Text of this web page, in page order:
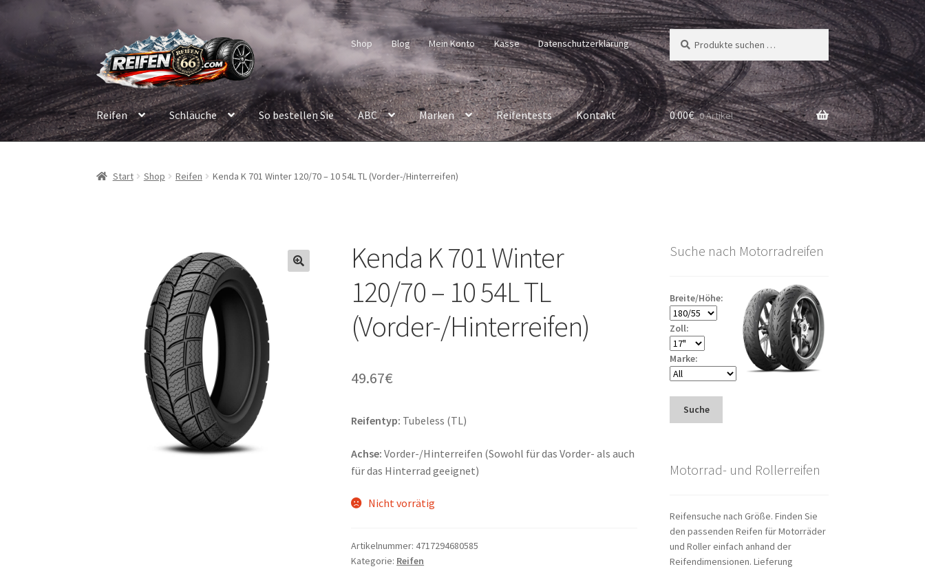
Navigation
springen
Inhalt
springen
Shop Blog Mein Konto Kasse Datenschutzerklärung
Suchen
nach:
Suchen
Reifen Schläuche So bestellen Sie ABC Marken Reifentests Kontakt 0.00€ 0 Artikel
Start Shop Reifen Kenda K 701 Winter 120/70 – 10 54L TL (Vorder-/Hinterreifen)
Kenda K 701 Winter
120/70 – 10 54L TL
(Vorder-/Hinterreifen)
49.67€
Reifentyp: Tubeless (TL)
Achse: Vorder-/Hinterreifen (Sowohl für das Vorder- als auch
für das Hinterrad geeignet)
Nicht vorrätig
Artikelnummer:4717294680585
Kategorie: Reifen
Suche nach Motorradreifen
Breite/Höhe:
Zoll:
Marke:
Suche
Motorrad- und Rollerreifen
Reifensuche nach Größe. Finden Sie
den passenden Reifen für Motorräder
und Roller einfach anhand der
Reifendimensionen. Lieferung